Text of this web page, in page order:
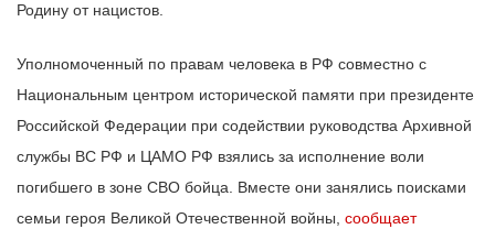
Родину от нацистов.
Уполномоченный по правам человека в РФ совместно с
Национальным центром исторической памяти при президенте
Российской Федерации при содействии руководства Архивной
службы ВС РФ и ЦАМО РФ взялись за исполнение воли
погибшего в зоне СВО бойца. Вместе они занялись поисками
семьи героя Великой Отечественной войны, сообщает